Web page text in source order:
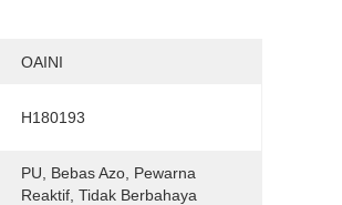
OAINI
H180193
PU, Bebas Azo, Pewarna
Reaktif, Tidak Berbahaya